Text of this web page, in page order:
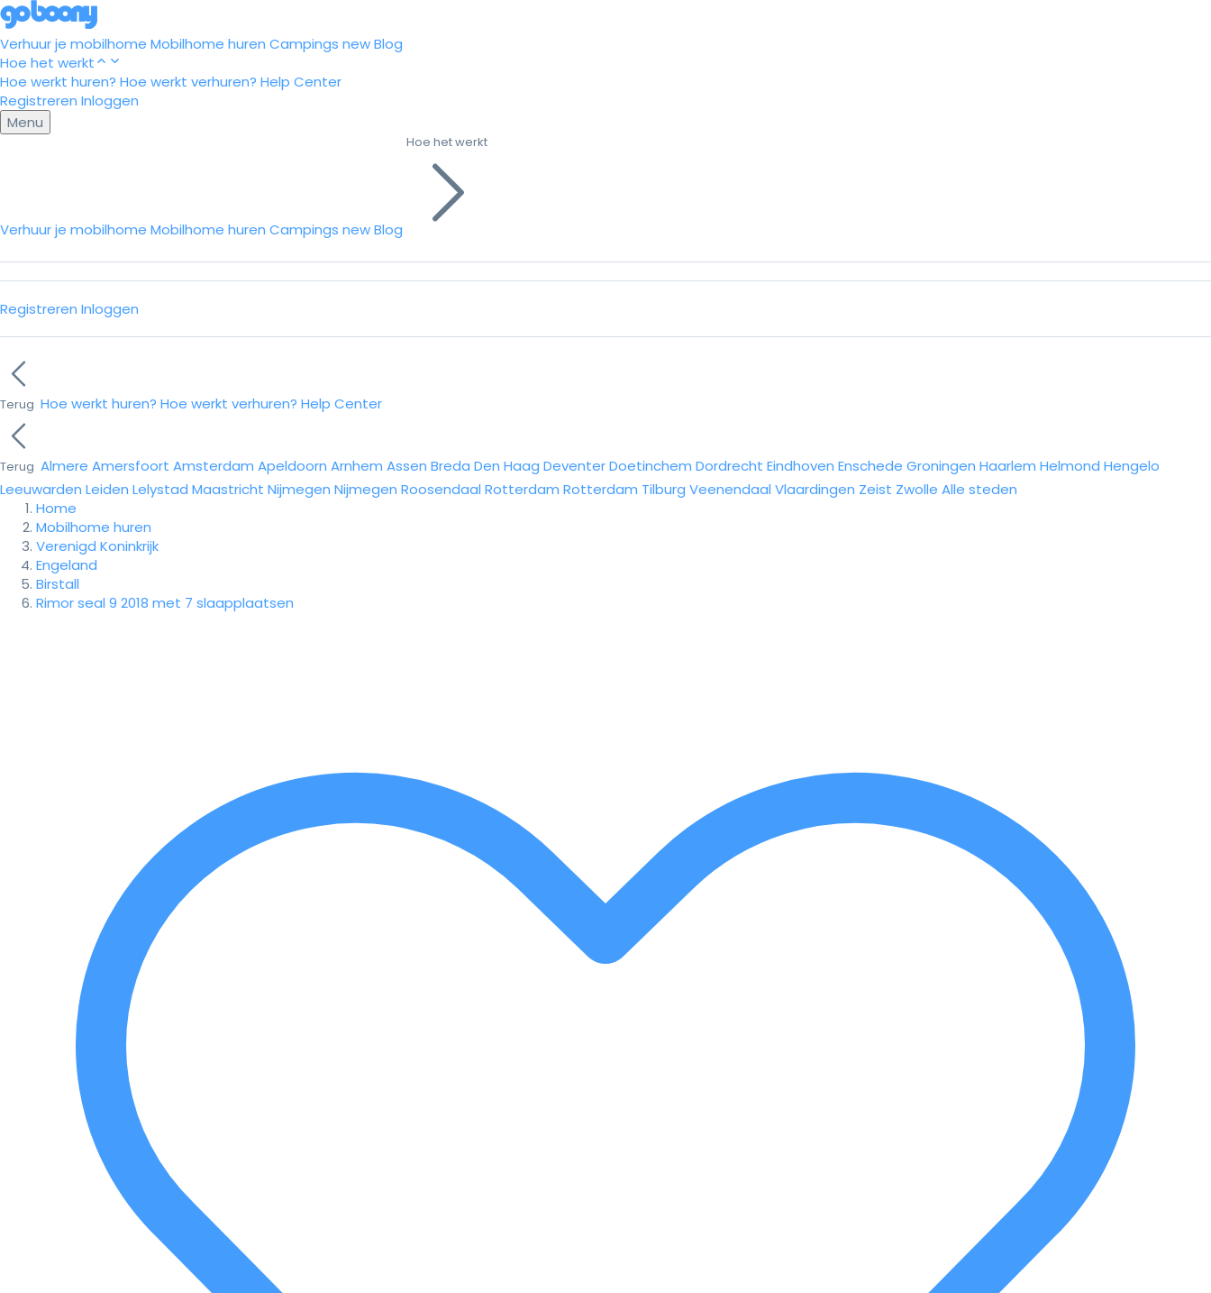
Verhuur je mobilhome Mobilhome huren Campings newBlog
Hoe het werkt
Hoe werkt huren? Hoe werkt verhuren? Help Center
Registreren Inloggen
Menu
Verhuur je mobilhome Mobilhome huren Campings newBlog
Hoe het werkt
Registreren Inloggen
Terug Hoe werkt huren? Hoe werkt verhuren? Help Center
Terug Almere Amersfoort Amsterdam Apeldoorn Arnhem Assen Breda Den Haag DeventerDoetinchem Dordrecht Eindhoven Enschede Groningen Haarlem Helmond Hengelo
Leeuwarden Leiden Lelystad Maastricht Nijmegen Nijmegen Roosendaal Rotterdam Rotterdam Tilburg Veenendaal Vlaardingen Zeist Zwolle Alle steden
Home
Mobilhome huren
Verenigd Koninkrijk
Engeland
Birstall
Rimor seal 9 2018 met 7 slaapplaatsen